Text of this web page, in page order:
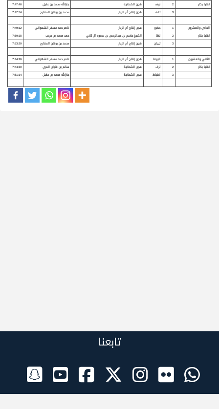
لقايا بكار
2 نوف هجن الشحانية جارالله محمد بن عقيل
7:47:46
3
ثقه هجن إنتاج أم الزبار محمد بن برقان المقارح 7:47:54
الحادي والعشرون 1 حضور هجن إنتاج أم الزبار ناصر حمد مسفر الشهواني
7:49:12
لقايا بكار
2 لظا الشيخ جاسم بن عبدالرحمن بن سعود آل ثاني حمد محمد بن جرحب
7:50:18
3
تيجان هجن إنتاج أم الزبار محمد بن برقان المقارح 7:53:20
الثاني والعشرون 1 الورقا هجن إنتاج أم الزبار ناصر حمد مسفر الشهواني
7:44:26
لقايا بكار
2 ترف هجن الشحانية سالم بن فاران المري
7:44:30
3
احتياط هجن الشحانية جارالله محمد بن عقيل 7:51:14
تابعنا